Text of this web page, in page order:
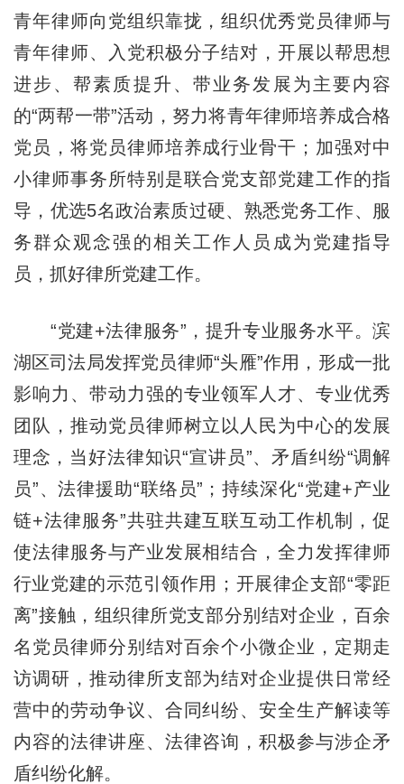
青年律师向党组织靠拢，组织优秀党员律师与
青年律师、入党积极分子结对，开展以帮思想
进步、帮素质提升、带业务发展为主要内容
的“两帮一带”活动，努力将青年律师培养成合格
党员，将党员律师培养成行业骨干；加强对中
小律师事务所特别是联合党支部党建工作的指
导，优选5名政治素质过硬、熟悉党务工作、服
务群众观念强的相关工作人员成为党建指导
员，抓好律所党建工作。
“党建+法律服务”，提升专业服务水平。滨
湖区司法局发挥党员律师“头雁”作用，形成一批
影响力、带动力强的专业领军人才、专业优秀
团队，推动党员律师树立以人民为中心的发展
理念，当好法律知识“宣讲员”、矛盾纠纷“调解
员”、法律援助“联络员”；持续深化“党建+产业
链+法律服务”共驻共建互联互动工作机制，促
使法律服务与产业发展相结合，全力发挥律师
行业党建的示范引领作用；开展律企支部“零距
离”接触，组织律所党支部分别结对企业，百余
名党员律师分别结对百余个小微企业，定期走
访调研，推动律所支部为结对企业提供日常经
营中的劳动争议、合同纠纷、安全生产解读等
内容的法律讲座、法律咨询，积极参与涉企矛
盾纠纷化解。